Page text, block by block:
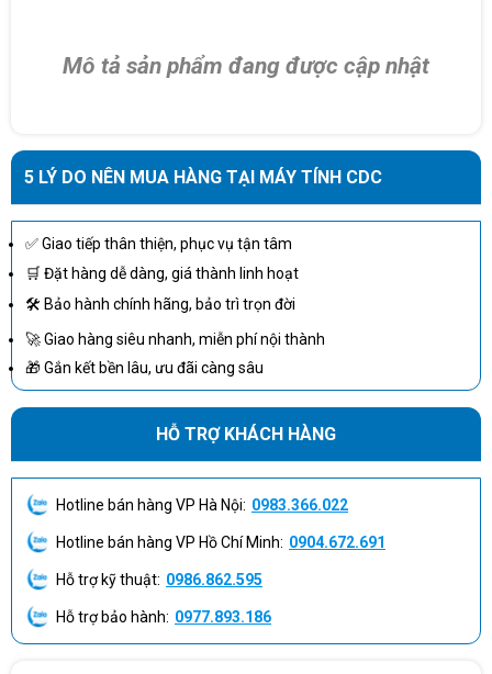
Mô tả sản phẩm đang được cập nhật
5 LÝ DO NÊN MUA HÀNG TẠI MÁY TÍNH CDC
✅ Giao tiếp thân thiện, phục vụ tận tâm
🛒 Đặt hàng dễ dàng, giá thành linh hoạt
🛠 Bảo hành chính hãng, bảo trì trọn đời
🚀 Giao hàng siêu nhanh, miễn phí nội thành
🎁 Gắn kết bền lâu, ưu đãi càng sâu
HỖ TRỢ KHÁCH HÀNG
Hotline bán hàng VP Hà Nội: 0983.366.022
Hotline bán hàng VP Hồ Chí Minh: 0904.672.691
Hỗ trợ kỹ thuật: 0986.862.595
Hỗ trợ bảo hành: 0977.893.186